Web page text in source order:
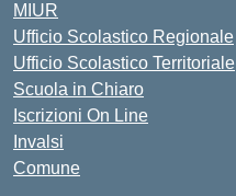
MIUR
Ufficio Scolastico Regionale
Ufficio Scolastico Territoriale
Scuola in Chiaro
Iscrizioni On Line
Invalsi
Comune